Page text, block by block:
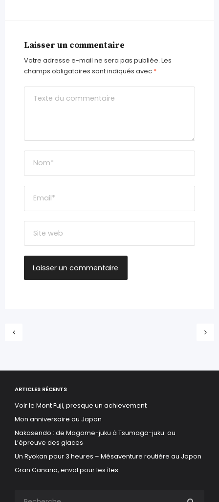
Laisser un commentaire
Votre adresse e-mail ne sera pas publiée. Les
champs obligatoires sont indiqués avec *
ARTICLES RÉCENTS
Voir le Mont Fuji, presque un achievement
Mon anniversaire au Japon
Nakasendo : de Magome-juku à Tsumago-juku ou
L’épreuve des glaces
Un Ryokan pour 3 heures – Mésaventure routière au Japon
Gran Canaria, envol pour les îles